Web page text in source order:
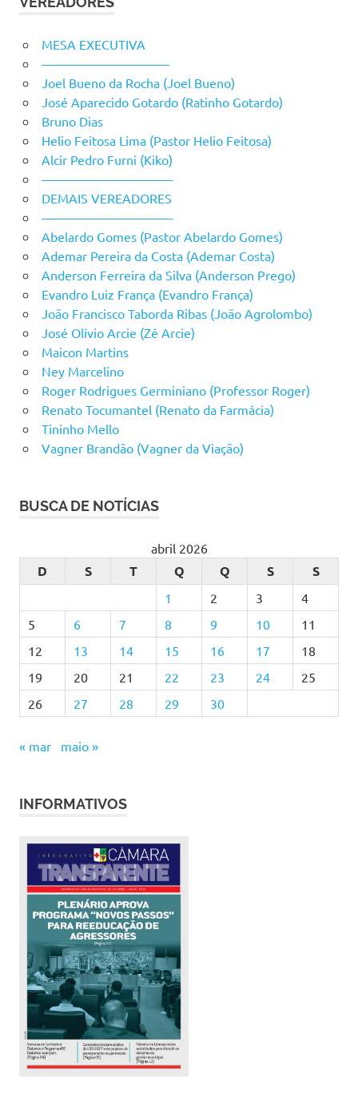
MESA EXECUTIVA
——————————
Joel Bueno da Rocha (Joel Bueno)
José Aparecido Gotardo (Ratinho Gotardo)
Bruno Dias
Helio Feitosa Lima (Pastor Helio Feitosa)
Alcir Pedro Furni (Kiko)
——————————-
DEMAIS VEREADORES
——————————-
Abelardo Gomes (Pastor Abelardo Gomes)
Ademar Pereira da Costa (Ademar Costa)
Anderson Ferreira da Silva (Anderson Prego)
Evandro Luiz França (Evandro França)
João Francisco Taborda Ribas (João Agrolombo)
José Olívio Arcie (Zé Arcie)
Maicon Martins
Ney Marcelino
Roger Rodrigues Germiniano (Professor Roger)
Renato Tocumantel (Renato da Farmácia)
Tininho Mello
Vagner Brandão (Vagner da Viação)
BUSCA DE NOTÍCIAS
abril 2026
D S T Q Q S S
1 2 3
4
5
6 7 8 9 10
11
12
13 14 15 16 17
18
19
20 21 22 23 24
25
26
27 28 29 30
« mar maio »
INFORMATIVOS